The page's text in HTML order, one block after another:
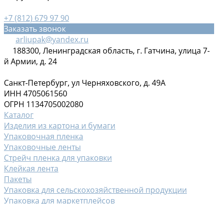
+7 (812) 679 97 90
Заказать звонок
arliupak@yandex.ru
188300, Ленинградская область, г. Гатчина, улица 7-
й Армии, д. 24
Санкт-Петербург, ул Черняховского, д. 49А
ИНН 4705061560
ОГРН 1134705002080
Каталог
Изделия из картона и бумаги
Упаковочная пленка
Упаковочные ленты
Стрейч пленка для упаковки
Клейкая лента
Пакеты
Упаковка для сельскохозяйственной продукции
Упаковка для маркетплейсов